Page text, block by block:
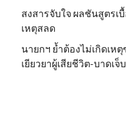
สงสารจับใจ ผลชันสูตรเ
เหตุสลด
นายกฯ ย้ำต้องไม่เกิดเหตุ
เยียวยาผู้เสียชีวิต-บาดเจ็